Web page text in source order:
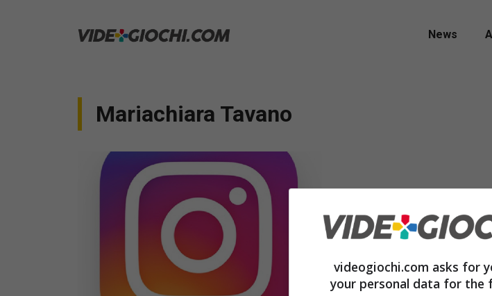
News
Mariachiara Tavano
videogiochi.com asks for
your personal data for the